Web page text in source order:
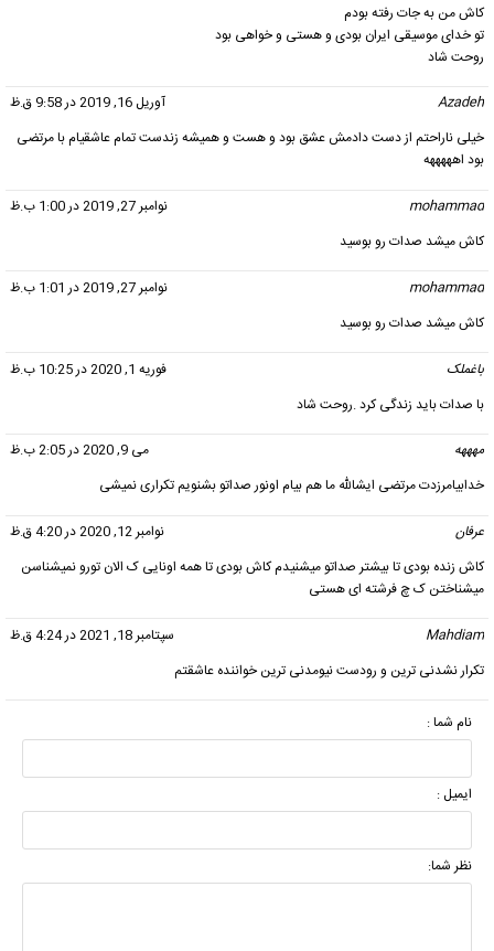
کاش من به جات رفته بودم
تو خداى موسیقى ایران بودى و هستى و خواهى بود
روحت شاد
Azadeh
آوریل 16, 2019 در 9:58 ق.ظ
خیلی ناراحتم از دست دادمش عشق بود و هست و همیشه زندست تمام عاشقیام با مرتضی
بود اهههههه
mohammad
نوامبر 27, 2019 در 1:00 ب.ظ
کاش میشد صدات رو بوسید
mohammad
نوامبر 27, 2019 در 1:01 ب.ظ
کاش میشد صدات رو بوسید
باغملک
فوریه 1, 2020 در 10:25 ب.ظ
با صدات باید زندگی کرد .روحت شاد
مهههه
می 9, 2020 در 2:05 ب.ظ
خدابیامرزدت مرتضی ایشالله ما هم بیام اونور صداتو بشنویم تکراری نمیشی
عرفان
نوامبر 12, 2020 در 4:20 ق.ظ
کاش زنده بودی تا بیشتر صداتو میشنیدم کاش بودی تا همه اونایی ک الان تورو نمیشناسن
میشناختن ک چ فرشته ای هستی
Mahdiam
سپتامبر 18, 2021 در 4:24 ق.ظ
تکرار نشدنی ترین و رودست نیومدنی ترین خواننده عاشقتم
نام شما :
ایمیل :
نظر شما: